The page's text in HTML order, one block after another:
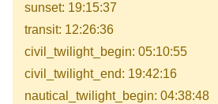
sunset: 19:15:37
transit: 12:26:36
civil_twilight_begin: 05:10:55
civil_twilight_end: 19:42:16
nautical_twilight_begin: 04:38:48